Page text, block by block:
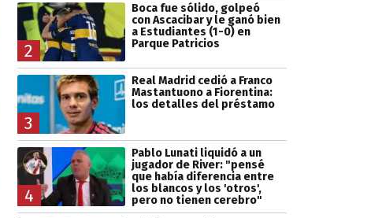
2
Boca fue sólido, golpeó
con Ascacibar y le ganó bien
a Estudiantes (1-0) en
Parque Patricios
3
Real Madrid cedió a Franco
Mastantuono a Fiorentina:
los detalles del préstamo
4
Pablo Lunati liquidó a un
jugador de River: "pensé
que había diferencia entre
los blancos y los 'otros',
pero no tienen cerebro"